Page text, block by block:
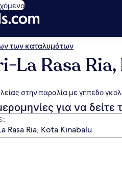
των καταλυμάτων
La Rasa
στην παραλία με γήπεδο
για να δείτε